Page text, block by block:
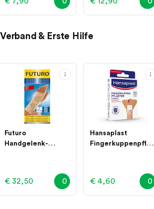
Verband & Erste Hilfe
Futuro
Handgelenk-
€ 32,50 0
Hansaplast
Fingerkuppenpflas
€ 4,60 0